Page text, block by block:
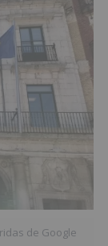
de Google